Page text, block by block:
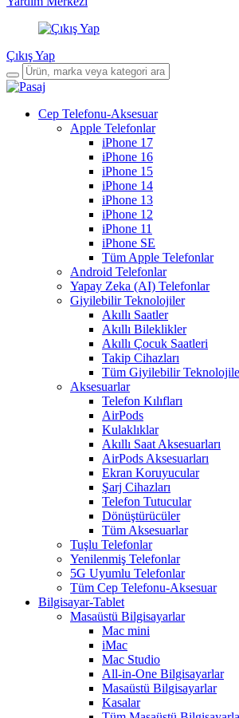
Çıkış Yap
Cep Telefonu-Aksesuar
Apple Telefonlar
iPhone 17
iPhone 16
iPhone 15
iPhone 14
iPhone 13
iPhone 12
iPhone 11
iPhone SE
Tüm Apple Telefonlar
Android Telefonlar
Yapay Zeka (AI) Telefonlar
Giyilebilir Teknolojiler
Akıllı Saatler
Akıllı Bileklikler
Akıllı Çocuk Saatleri
Takip Cihazları
Tüm Giyilebilir
Aksesuarlar
Telefon Kılıfları
AirPods
Kulaklıklar
Akıllı Saat Aksesuarları
AirPods Aksesuarları
Ekran Koruyucular
Şarj Cihazları
Telefon Tutucular
Dönüştürücüler
Tüm Aksesuarlar
Tuşlu Telefonlar
Yenilenmiş Telefonlar
5G Uyumlu Telefonlar
Tüm Cep Telefonu-Aksesuar
Bilgisayar-Tablet
Masaüstü Bilgisayarlar
Mac mini
iMac
Mac Studio
All-in-One Bilgisayarlar
Masaüstü Bilgisayarlar
Kasalar